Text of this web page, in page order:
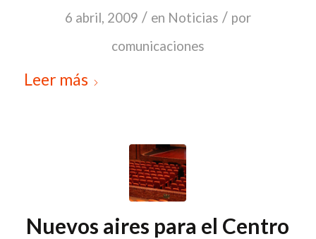
6 abril, 2009 / en Noticias / por
comunicaciones
Leer más
Nuevos aires para el Centro